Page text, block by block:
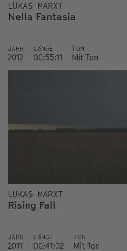
LUKAS MARXT
Nella Fantasia
JAHR
2012
LÄNGE
00:55:11
TON
Mit Ton
LUKAS MARXT
Rising Fall
JAHR
2011
LÄNGE
00:41:02
TON
Mit Ton